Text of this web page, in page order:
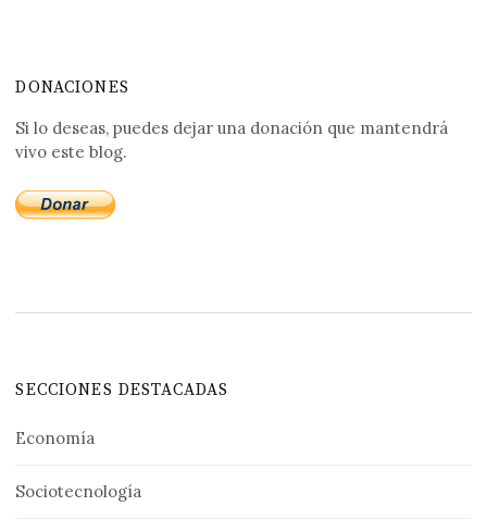
DONACIONES
Si lo deseas, puedes dejar una donación que mantendrá
vivo este blog.
SECCIONES DESTACADAS
Economía
Sociotecnología